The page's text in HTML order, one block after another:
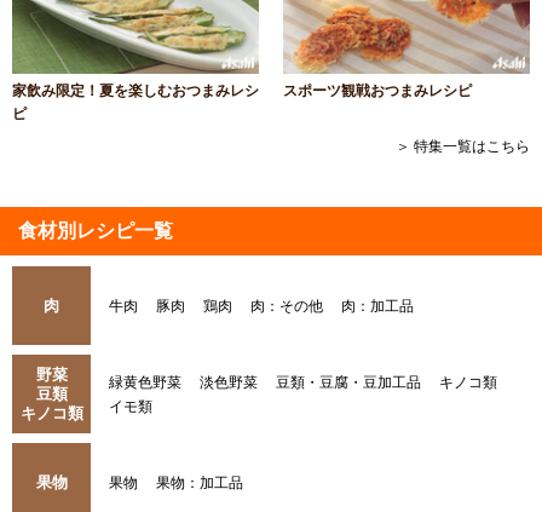
家飲み限定！夏を楽しむおつまみレシ
ピ
スポーツ観戦おつまみレシピ
＞ 特集一覧はこちら
食材別レシピ一覧
肉 牛肉 豚肉 鶏肉 肉：その他 肉：加工品
野菜
豆類
キノコ類
緑黄色野菜 淡色野菜 豆類・豆腐・豆加工品
キノコ類
イモ類
果物 果物 果物：加工品